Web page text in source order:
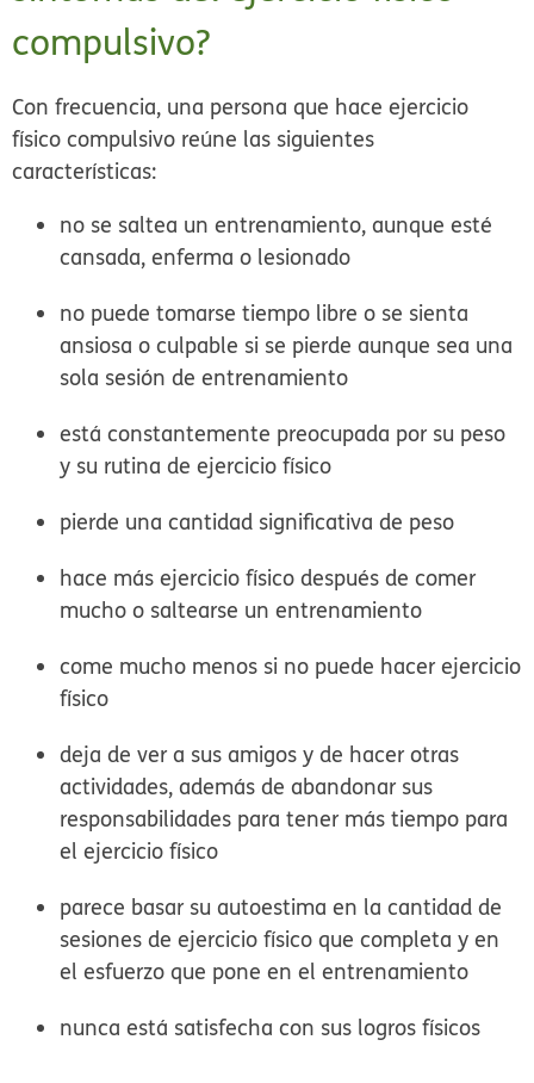
compulsivo?
Con frecuencia, una persona que hace ejercicio
físico compulsivo reúne las siguientes
características:
no se saltea un entrenamiento, aunque esté
cansada, enferma o lesionado
no puede tomarse tiempo libre o se sienta
ansiosa o culpable si se pierde aunque sea una
sola sesión de entrenamiento
está constantemente preocupada por su peso
y su rutina de ejercicio físico
pierde una cantidad significativa de peso
hace más ejercicio físico después de comer
mucho o saltearse un entrenamiento
come mucho menos si no puede hacer ejercicio
físico
deja de ver a sus amigos y de hacer otras
actividades, además de abandonar sus
responsabilidades para tener más tiempo para
el ejercicio físico
parece basar su autoestima en la cantidad de
sesiones de ejercicio físico que completa y en
el esfuerzo que pone en el entrenamiento
nunca está satisfecha con sus logros físicos